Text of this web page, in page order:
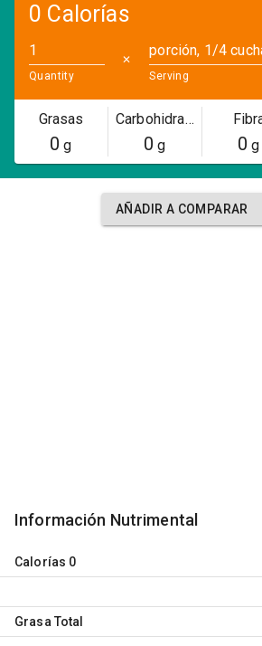
0 Calorías
Quantity
✕
porción, 1/4
Serving
Grasas
0 g
Carbohidratos
0 g 0 g
AÑADIR A COMPARAR
Información Nutrimental
Calorías 0
Grasa Total